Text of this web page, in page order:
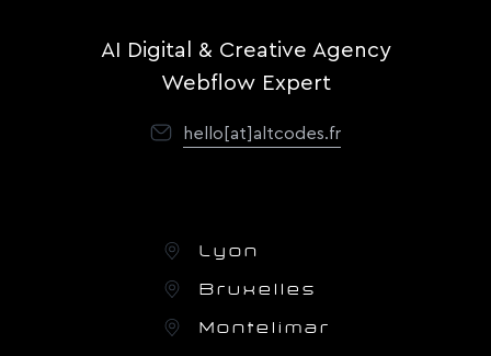
AI Digital & Creative Agency
Webflow Expert
hello[at]altcodes.fr
Lyon
Bruxelles
Montelimar